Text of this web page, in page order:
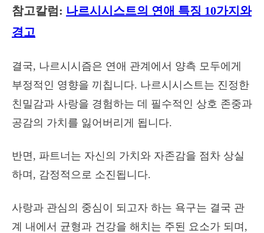
참고칼럼: 나르시시스트의 연애 특징 10가지와
경고
결국, 나르시시즘은 연애 관계에서 양측 모두에게
부정적인 영향을 끼칩니다. 나르시시스트는 진정한
친밀감과 사랑을 경험하는 데 필수적인 상호 존중과
공감의 가치를 잃어버리게 됩니다.
반면, 파트너는 자신의 가치와 자존감을 점차 상실
하며, 감정적으로 소진됩니다.
사랑과 관심의 중심이 되고자 하는 욕구는 결국 관
계 내에서 균형과 건강을 해치는 주된 요소가 되며,